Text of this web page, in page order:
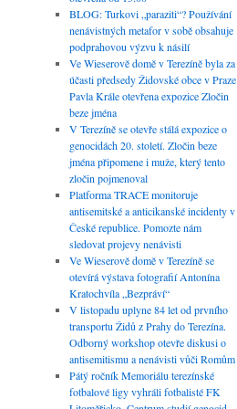
BLOG: Turkovi „paraziti“? Používání
nenávistných metafor v sobě obsahuje
podprahovou výzvu k násilí
Ve Wieserově domě v Terezíně byla za
účasti předsedy Židovské obce v Praze
Pavla Krále otevřena expozice Zločin
beze jména
V Terezíně se otevře stálá expozice o
genocidách 20. století. Zločin beze
jména připomene i muže, který tento
zločin pojmenoval
Platforma TRACE monitoruje
antisemitské a anticikanské incidenty v
České republice. Pomozte nám
sledovat projevy nenávisti
Ve Wieserově domě v Terezíně se
otevírá výstava fotografií Antonína
Kratochvíla „Bezpráví“
V listopadu uplyne 84 let od prvního
transportu Židů z Prahy do Terezína.
Odborný workshop otevře diskusi o
antisemitismu a nenávisti vůči Romům
Pátý ročník Memoriálu terezínské
fotbalové ligy vyhráli fotbalisté FK